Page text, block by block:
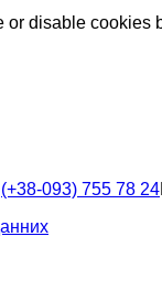
disable cookies
(+38-093) 755 78 24